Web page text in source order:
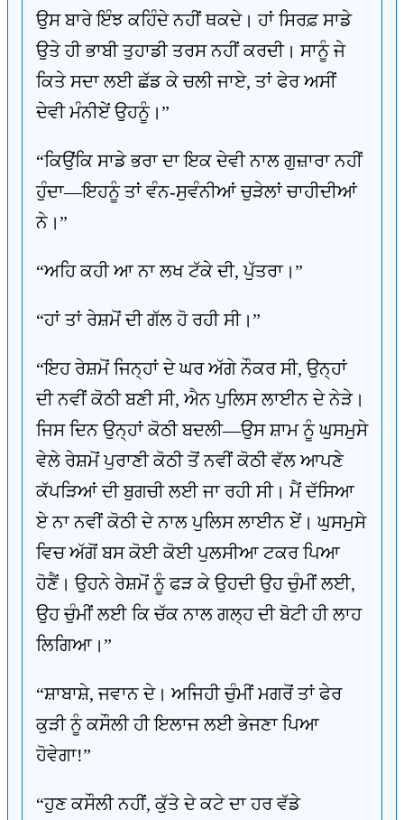
ਉਸ ਬਾਰੇ ਇੰਝ ਕਹਿੰਦੇ ਨਹੀਂ ਥਕਦੇ। ਹਾਂ ਸਿਰਫ਼ ਸਾਡੇ
ਉਤੇ ਹੀ ਭਾਬੀ ਤੁਹਾਡੀ ਤਰਸ ਨਹੀਂ ਕਰਦੀ। ਸਾਨੂੰ ਜੇ
ਕਿਤੇ ਸਦਾ ਲਈ ਛੱਡ ਕੇ ਚਲੀ ਜਾਏ, ਤਾਂ ਫੇਰ ਅਸੀਂ
ਦੇਵੀ ਮੰਨੀਏਂ ਉਹਨੂੰ।”
“ਕਿਉਂਕਿ ਸਾਡੇ ਭਰਾ ਦਾ ਇਕ ਦੇਵੀ ਨਾਲ ਗੁਜ਼ਾਰਾ ਨਹੀਂ
ਹੁੰਦਾ—ਇਹਨੂੰ ਤਾਂ ਵੰਨ-ਸੁਵੰਨੀਆਂ ਚੁੜੇਲਾਂ ਚਾਹੀਦੀਆਂ
ਨੇ।”
“ਅਹਿ ਕਹੀ ਆ ਨਾ ਲਖ ਟੱਕੇ ਦੀ, ਪੁੱਤਰਾ।”
“ਹਾਂ ਤਾਂ ਰੇਸ਼ਮੋਂ ਦੀ ਗੱਲ ਹੋ ਰਹੀ ਸੀ।”
“ਇਹ ਰੇਸ਼ਮੋਂ ਜਿਨ੍ਹਾਂ ਦੇ ਘਰ ਅੱਗੇ ਨੌਕਰ ਸੀ, ਉਨ੍ਹਾਂ
ਦੀ ਨਵੀਂ ਕੋਠੀ ਬਣੀ ਸੀ, ਐਨ ਪੁਲਿਸ ਲਾਈਨ ਦੇ ਨੇੜੇ।
ਜਿਸ ਦਿਨ ਉਨ੍ਹਾਂ ਕੋਠੀ ਬਦਲੀ—ਉਸ ਸ਼ਾਮ ਨੂੰ ਘੁਸਮੁਸੇ
ਵੇਲੇ ਰੇਸ਼ਮੋਂ ਪੁਰਾਣੀ ਕੋਠੀ ਤੋਂ ਨਵੀਂ ਕੋਠੀ ਵੱਲ ਆਪਣੇ
ਕੱਪੜਿਆਂ ਦੀ ਬੁਗਚੀ ਲਈ ਜਾ ਰਹੀ ਸੀ। ਮੈਂ ਦੱਸਿਆ
ਏ ਨਾ ਨਵੀਂ ਕੋਠੀ ਦੇ ਨਾਲ ਪੁਲਿਸ ਲਾਈਨ ਏਂ। ਘੁਸਮੁਸੇ
ਵਿਚ ਅੱਗੋਂ ਬਸ ਕੋਈ ਕੋਈ ਪੁਲਸੀਆ ਟਕਰ ਪਿਆ
ਹੋਣੈਂ। ਉਹਨੇ ਰੇਸ਼ਮੋਂ ਨੂੰ ਫੜ ਕੇ ਉਹਦੀ ਉਹ ਚੁੰਮੀਂ ਲਈ,
ਉਹ ਚੁੰਮੀਂ ਲਈ ਕਿ ਚੱਕ ਨਾਲ ਗਲ੍ਹ ਦੀ ਬੋਟੀ ਹੀ ਲਾਹ
ਲਿਗਿਆ।”
“ਸ਼ਾਬਾਸ਼ੇ, ਜਵਾਨ ਦੇ। ਅਜਿਹੀ ਚੁੰਮੀਂ ਮਗਰੋਂ ਤਾਂ ਫੇਰ
ਕੁੜੀ ਨੂੰ ਕਸੌਲੀ ਹੀ ਇਲਾਜ ਲਈ ਭੇਜਣਾ ਪਿਆ
ਹੋਵੇਗਾ!”
“ਹੁਣ ਕਸੌਲੀ ਨਹੀਂ, ਕੁੱਤੇ ਦੇ ਕਟੇ ਦਾ ਹਰ ਵੱਡੇ